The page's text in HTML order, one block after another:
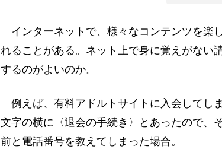
インターネットで、様々なコンテンツを楽
れることがある。ネット上で身に覚えがない
するのがよいのか。
例えば、有料アドルトサイトに入会してし
文字の横に〈退会の手続き〉とあったので、
前と電話番号を教えてしまった場合。